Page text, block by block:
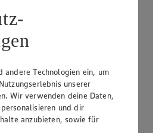
(Sprecher), Eileen
Ulf-U. Plath
(Vorstandsmitglied), Marc
GmbH
andere Technologien ein, um
unserer
Wir verwenden deine Daten,
und dir
anzubieten, sowie für